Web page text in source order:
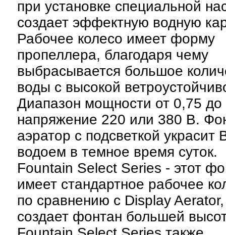
при установке специальной
создает эффектную водную
Рабочее колесо имеет форму
пропеллера, благодаря чему
выбрасывается большое
воды с высокой
Диапазон мощности от 0,75 до
напряжение 220 или 380 В.
аэратор с подсветкой украсит
водоем в темное время суток.
Fountain Select Series - этот
имеет стандартное рабочее
по сравнению с Display Aerator,
создает фонтан большей